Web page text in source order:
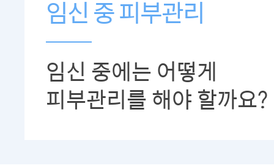
임신 중 피부관리
임신 중에는 어떻게
피부관리를 해야 할까요?